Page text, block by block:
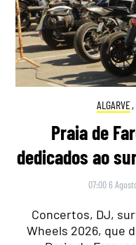
ALGARVE,
Praia de
dedicados ao
07:00 6
Concertos, DJ,
Wheels 2026, que